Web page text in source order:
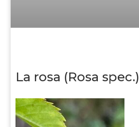
La rosa (Rosa spec.)